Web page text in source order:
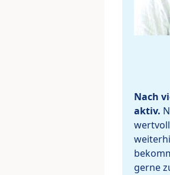
Nach
aktiv.
gerne